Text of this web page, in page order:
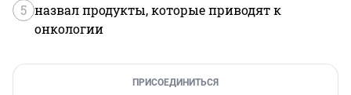
5 назвал продукты, которые приводят к
онкологии
ПРИСОЕДИНИТЬСЯ